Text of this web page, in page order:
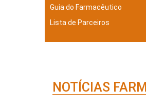
Guia do Farmacêutico
Lista de Parceiros
NOTÍCIAS